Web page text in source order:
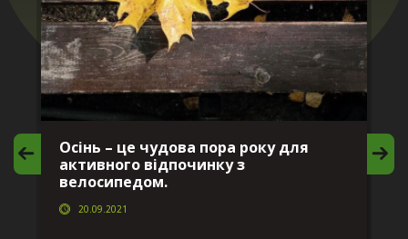
Осінь – це чудова пора року для
активного відпочинку з
велосипедом.
20.09.2021